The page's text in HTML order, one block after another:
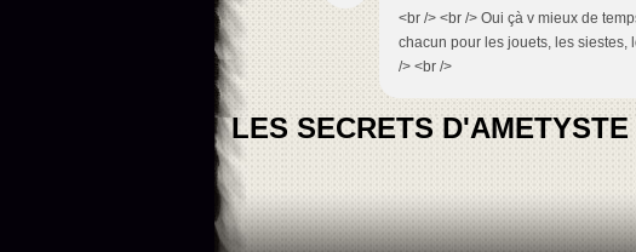
<br /> <br /> Oui çà v mieux de
chacun pour les jouets, les siestes,
/> <br />
LES SECRETS